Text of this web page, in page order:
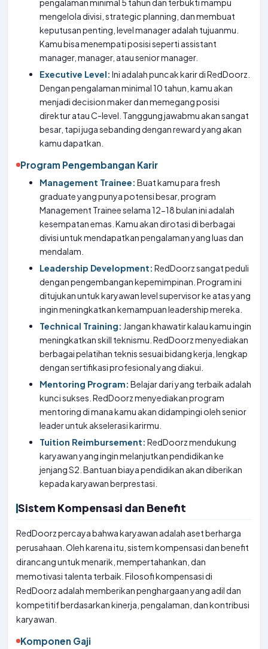
pengalaman minimal 5 tahun dan terbukti mampu
mengelola divisi, strategic planning, dan membuat
keputusan penting, level manager adalah tujuanmu.
Kamu bisa menempati posisi seperti assistant
manager, manager, atau senior manager.
Executive Level: Ini adalah puncak karir di RedDoorz.
Dengan pengalaman minimal 10 tahun, kamu akan
menjadi decision maker dan memegang posisi
direktur atau C-level. Tanggung jawabmu akan sangat
besar, tapi juga sebanding dengan reward yang akan
kamu dapatkan.
Program Pengembangan Karir
Management Trainee: Buat kamu para fresh
graduate yang punya potensi besar, program
Management Trainee selama 12-18 bulan ini adalah
kesempatan emas. Kamu akan dirotasi di berbagai
divisi untuk mendapatkan pengalaman yang luas dan
mendalam.
Leadership Development: RedDoorz sangat peduli
dengan pengembangan kepemimpinan. Program ini
ditujukan untuk karyawan level supervisor ke atas yang
ingin meningkatkan kemampuan leadership mereka.
Technical Training: Jangan khawatir kalau kamu ingin
meningkatkan skill teknismu. RedDoorz menyediakan
berbagai pelatihan teknis sesuai bidang kerja, lengkap
dengan sertifikasi profesional yang diakui.
Mentoring Program: Belajar dari yang terbaik adalah
kunci sukses. RedDoorz menyediakan program
mentoring di mana kamu akan didampingi oleh senior
leader untuk akselerasi karirmu.
Tuition Reimbursement: RedDoorz mendukung
karyawan yang ingin melanjutkan pendidikan ke
jenjang S2. Bantuan biaya pendidikan akan diberikan
kepada karyawan berprestasi.
Sistem Kompensasi dan Benefit
RedDoorz percaya bahwa karyawan adalah aset berharga
perusahaan. Oleh karena itu, sistem kompensasi dan benefit
dirancang untuk menarik, mempertahankan, dan
memotivasi talenta terbaik. Filosofi kompensasi di
RedDoorz adalah memberikan penghargaan yang adil dan
kompetitif berdasarkan kinerja, pengalaman, dan kontribusi
karyawan.
Komponen Gaji